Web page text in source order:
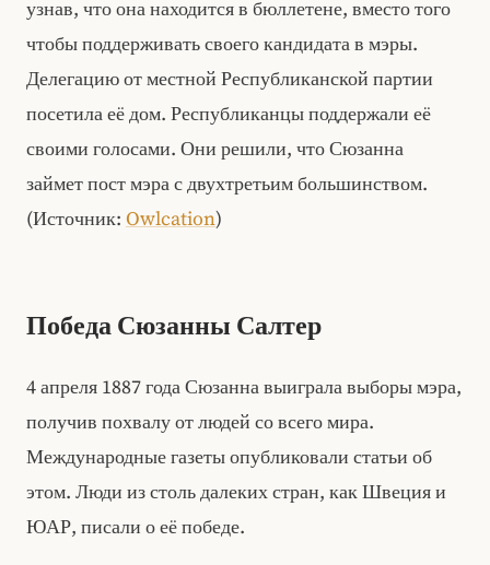
узнав, что она находится в бюллетене, вместо того
чтобы поддерживать своего кандидата в мэры.
Делегацию от местной Республиканской партии
посетила её дом. Республиканцы поддержали её
своими голосами. Они решили, что Сюзанна
займет пост мэра с двухтретьим большинством.
(Источник: Owlcation)
Победа Сюзанны Салтер
4 апреля 1887 года Сюзанна выиграла выборы мэра,
получив похвалу от людей со всего мира.
Международные газеты опубликовали статьи об
этом. Люди из столь далеких стран, как Швеция и
ЮАР, писали о её победе.